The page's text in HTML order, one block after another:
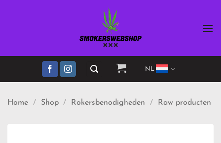
NL
Home / Shop / Rokersbenodigheden / Raw producten